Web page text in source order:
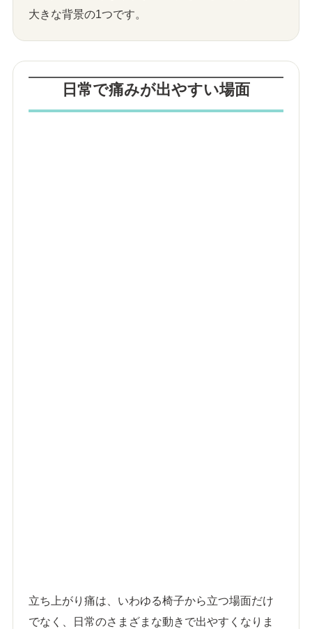
大きな背景の1つです。
日常で痛みが出やすい場面
立ち上がり痛は、いわゆる椅子から立つ場面だけ
でなく、日常のさまざまな動きで出やすくなりま